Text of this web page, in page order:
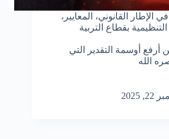
الإطار القانوني، المعايير،
بقطاع التربية
أرفع أوسمة التقدير التي
الله
2025